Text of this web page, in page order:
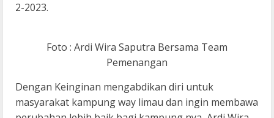
2-2023.
Foto : Ardi Wira Saputra Bersama Team
Pemenangan
Dengan Keinginan mengabdikan diri untuk
masyarakat kampung way limau dan ingin membawa